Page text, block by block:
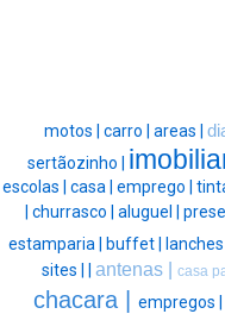
motos | carro | areas |
sertãozinho |
escolas | casa | emprego |
| churrasco | aluguel |
estamparia | buffet | lanches
sites | | antenas | casa
chacara | empregos |